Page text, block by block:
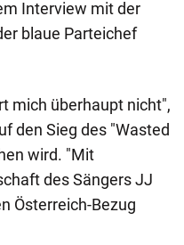
Interview mit der
blaue Parteichef
mich überhaupt nicht",
den Sieg des "Wasted
wird. "Mit
des Sängers JJ
Österreich-Bezug